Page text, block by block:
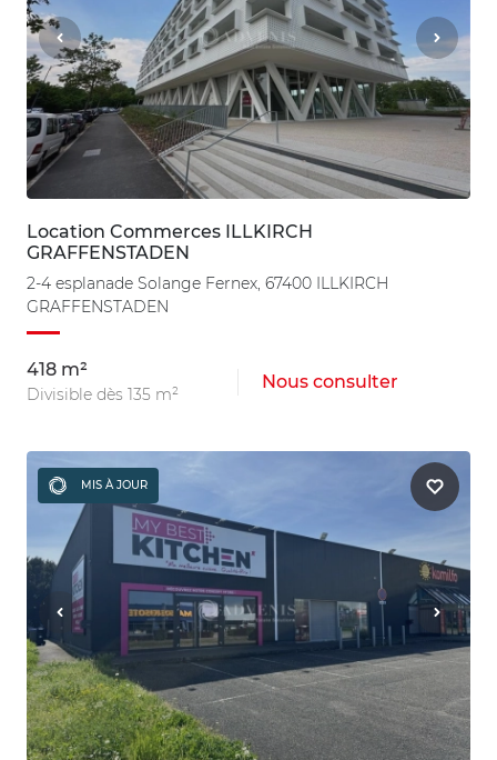
Location Commerces ILLKIRCH
GRAFFENSTADEN
2-4 esplanade Solange Fernex, 67400 ILLKIRCH
GRAFFENSTADEN
418 m²
Divisible dès 135 m²
Nous consulter
MIS À JOUR